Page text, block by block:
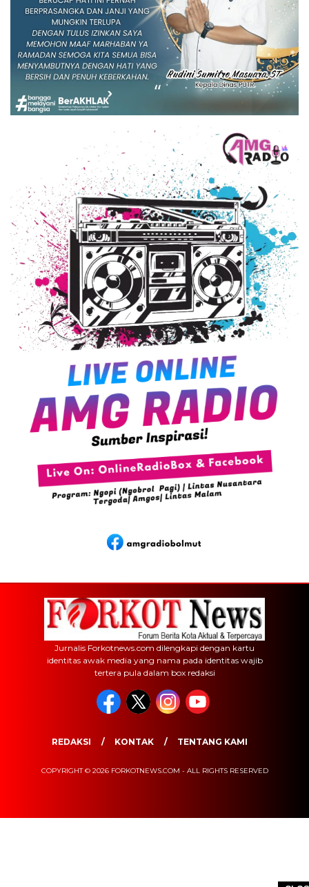
Jurnalis Forkotnews.com dilengkapi dengan kartu
identitas awak media yang nama pada identitas wajib
tertera pula dalam box redaksi
REDAKSI KONTAK TENTANG KAMI
COPYRIGHT © 2026 FORKOTNEWS.COM - ALL RIGHTS RESERVED